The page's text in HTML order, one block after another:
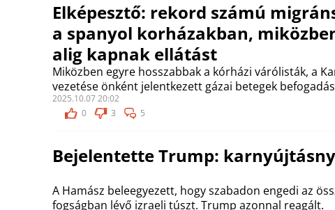
Elképesztő: rekord számú
a spanyol korházakban,
alig kapnak ellátást
Miközben egyre hosszabbak a kórházi várólisták, a
vezetése önként jelentkezett gázai betegek
2025.10.07 20:02
0
3 5
Bejelentette Trump:
A Hamász beleegyezett, hogy szabadon engedi az
fogságban lévő izraeli túszt. Trump azonnal reagált.